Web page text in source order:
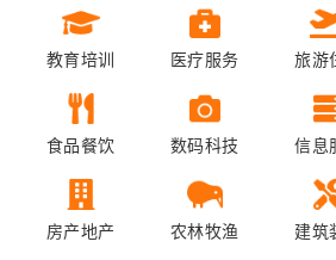
教育培训 医疗服务 旅游
食品餐饮 数码科技 信息
房产地产 农林牧渔 建筑